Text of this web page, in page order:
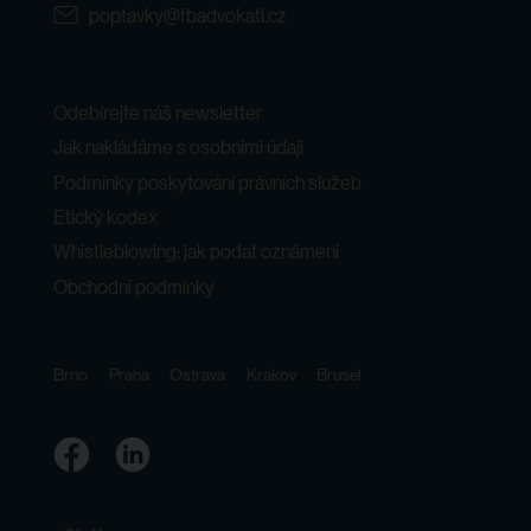
poptavky@fbadvokati.cz
Odebírejte náš newsletter
Jak nakládáme s osobními údaji
Podmínky poskytování právních služeb
Etický kodex
Whistleblowing: jak podat oznámení
Obchodní podmínky
Brno Praha Ostrava Krakov Brusel